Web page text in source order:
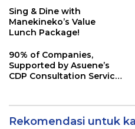
Sing & Dine with
Manekineko’s Value
Lunch Package!
90% of Companies,
Supported by Asuene’s
CDP Consultation Service,
Maintenance in 2024.
Rekomendasi untuk